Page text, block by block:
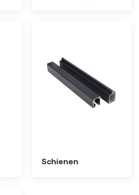
Schienen